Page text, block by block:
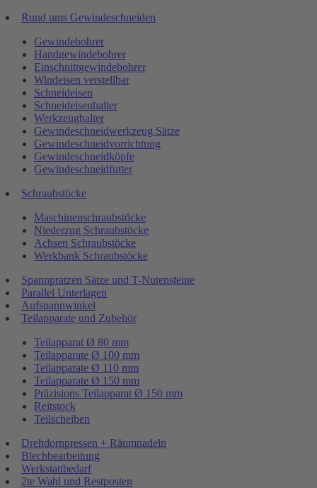
Rund ums Gewindeschneiden
Gewindebohrer
Handgewindebohrer
Einschnittgewindebohrer
Windeisen verstellbar
Schneideisen
Schneideisenhalter
Werkzeughalter
Gewindeschneidwerkzeug Sätze
Gewindeschneidvorrichtung
Gewindeschneidköpfe
Gewindeschneidfutter
Schraubstöcke
Maschinenschraubstöcke
Niederzug Schraubstöcke
Achsen Schraubstöcke
Werkbank Schraubstöcke
Spannpratzen Sätze und T-Nutensteine
Parallel Unterlagen
Aufspannwinkel
Teilapparate und Zubehör
Teilapparat Ø 80 mm
Teilapparate Ø 100 mm
Teilapparate Ø 110 mm
Teilapparate Ø 150 mm
Präzisions Teilapparat Ø 150 mm
Reitstock
Teilscheiben
Drehdornpressen + Räumnadeln
Blechbearbeitung
Werkstattbedarf
2te Wahl und Restposten